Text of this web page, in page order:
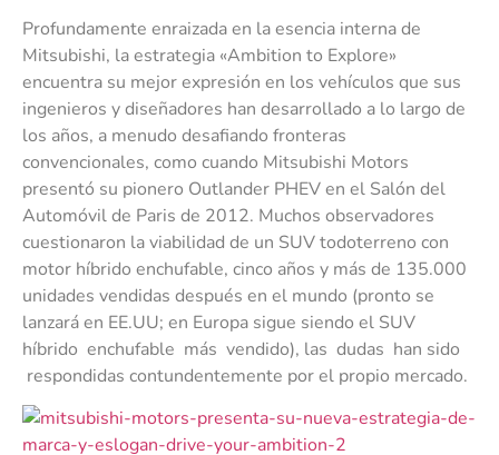
Profundamente enraizada en la esencia interna de
Mitsubishi, la estrategia «Ambition to Explore»
encuentra su mejor expresión en los vehículos que sus
ingenieros y diseñadores han desarrollado a lo largo de
los años, a menudo desafiando fronteras
convencionales, como cuando Mitsubishi Motors
presentó su pionero Outlander PHEV en el Salón del
Automóvil de Paris de 2012. Muchos observadores
cuestionaron la viabilidad de un SUV todoterreno con
motor híbrido enchufable, cinco años y más de 135.000
unidades vendidas después en el mundo (pronto se
lanzará en EE.UU; en Europa sigue siendo el SUV
híbrido enchufable más vendido), las dudas han sido
respondidas contundentemente por el propio mercado.